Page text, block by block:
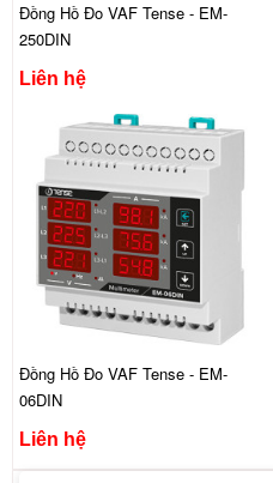
Đồng Hồ Đo VAF Tense - EM-
250DIN
Liên hệ
Đồng Hồ Đo VAF Tense - EM-
06DIN
Liên hệ